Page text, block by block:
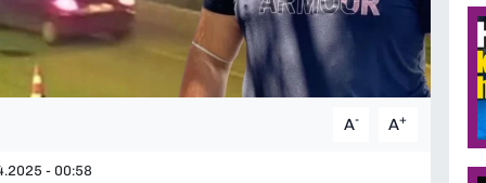
A- A+
- 00:58